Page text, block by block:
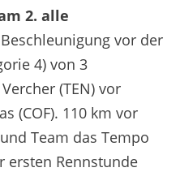
2. alle
vor der
4) von 3
(TEN) vor
(COF). 110 km vor
Team das Tempo
ersten Rennstunde